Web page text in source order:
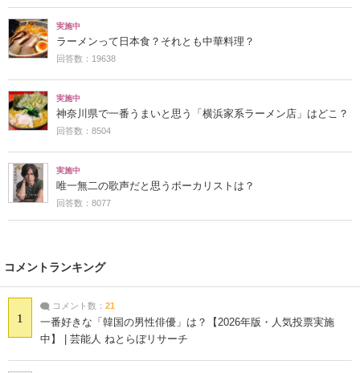
実施中
ラーメンって日本食？それとも中華料理？
回答数：19638
実施中
神奈川県で一番うまいと思う「横浜家系ラーメン店」はどこ？
回答数：8504
実施中
唯一無二の歌声だと思うボーカリストは？
回答数：8077
コメントランキング
1
コメント数： 21
一番好きな「韓国の男性俳優」は？【2026年版・人気投票実施
中】 | 芸能人 ねとらぼリサーチ